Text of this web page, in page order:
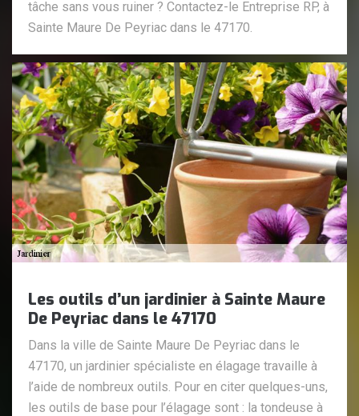
tâche sans vous ruiner ? Contactez-le Entreprise RP, à
Sainte Maure De Peyriac dans le 47170.
Les outils d’un jardinier à Sainte Maure
De Peyriac dans le 47170
Dans la ville de Sainte Maure De Peyriac dans le
47170, un jardinier spécialiste en élagage travaille à
l’aide de nombreux outils. Pour en citer quelques-uns,
les outils de base pour l’élagage sont : la tondeuse à